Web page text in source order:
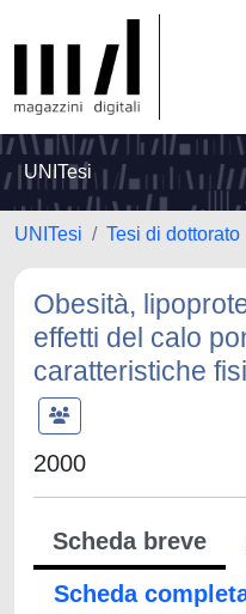
UNITesi
UNITesi Tesi di dottorato
Obesità,
effetti del calo
caratteristiche
2000
Scheda breve
Scheda